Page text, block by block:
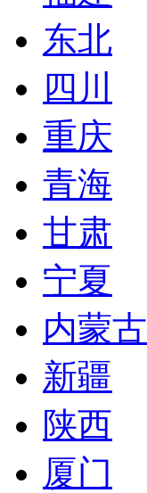
东北
四川
重庆
青海
甘肃
宁夏
内蒙古
新疆
陕西
厦门